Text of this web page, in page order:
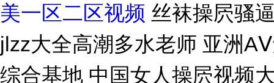
美一区二区视频 丝袜操屄骚逼逼 国产视频观看一区二区三区 欧美国产日韩1区俺去了 jlzz大全高潮多水老师 亚洲AⅤ无码专区在线 亚洲美女被一根黑棒插入 五月婷婷之五月综合基地 中国女人操屄视频大全套 久久久久久国产精品999 日日摸夜夜做肉肉射人色 国产精品成人久久久免费 天天综合亚洲色在线精品 亚洲精品无码色午夜色爱 久久久久噜噜噜亚洲熟女综合 操进女人之比里 18禁国产精品久久久久 国产蜜臀色呦呦av平台 淫荡的少妇视频网站大全 四虎影视库永久在线地址 亚洲熟妇久久精品 免费国产一级特黄aa大 国产午夜精品久久一二区 国产精品日本亚777 国产国语刺激对白毛片一 性感美女跟男人屌鸡网站 强奸内射的视频 无码国产精品久久一区免费 日本激情噜噜噜久久久久 国产性一交一伦一色一情 久久精品国产福利电影网 97资源网总站人人超碰 久久亚洲精品成人av无码网站 少妇的一区二区三区四区 男生操女生视频在线观看 久久av色欲av久久蜜桃麻豆 大鸡吧好大嗯啊操我视频 国内综合精品一区二区av 操死骚货视频H 青娱乐男人天堂 欧美成狂野欧美在线观看 欧美成人aa视频免费观看 欧美精品av一区二区三区 被黑人的大鸡吧插高潮了 男人猛进出女人下面视频 日本一二三不卡免费电影 亚洲一区二区三区人人爽 久久se精品区二区国产 人人爽人人澡人人人妻 亚洲a片无码精品毛片色戒 亚州av秘一区二区三区 我看黄色视频男人女人打 婷婷欧美一区午夜91天堂 久久高清国语自产拍免费 操欧美女人黑屄 白丝女被C网易网站网址 大几把操老骚逼一级录像 荷兰小妓女高潮βbbw 人妻波多野结衣爽到喷水 白色分泌物带黄色正常吗 男人的天堂av高清无码 国产综合另类色熟女拍图 国产偷搞自拍视频区an 一区视频二区视频三区视频 六十路の高齢熟女が中出 免费观看欧美一级牲交片 久青草无码视频在线观看 日本最新免费二区三区四区 国内成人自拍小视频网站 国产免费观看久久黄av片 日韩av在线高清免费毛片 山村爆操偷偷操91av 国产精品毛片在线完整版 嗯嗯啊嗯舔视频 国产精品无遮挡一区二区 欧美日韩国产一区在线看 大乳丰满人妻中文字幕日本 色婷五月综激情亚洲综合 久久综合开心激情五月天 黄色av电影免费在线观看 男生艹白丝美女 欧美精品欧美一区二区少 亚洲乱码中文字幕在线观看 久久精品国产精品国产精品污 国产sm调教折磨视频失禁 玩弄少妇人妻 水蜜桃亚洲一二三四在线 山村爆操偷偷操91av 中文字幕人妻熟人妻熟丝 成·人免费视频在线观看 亚洲图揄拍自拍另类图片 成人免费网站久久久樱花 欧美性爱老女人自拍视频 男人女人轻点好痛的视频 男男无遮挡h肉真人在线观看 日本在线无乱码中文字幕 大香蕉日韩经典在线观看 国产精品一区二区一区二区 a在线亚洲高清片成人网 逼逼爱插插精东香蕉视频 国产三级自拍视频在线观看 草莓视频成视频在线观看 国产一区在线观看麻豆精品 被吃奶抽插啊啊啊啊啊啊 日本一区二区三区中文免费 大鸡吧使劲操我骚逼视频 男人草女人资源电影免费 91超碰caoporn 中文字幕第一区 九九热视频精选在线播放 国产乱子伦最新免费视频 亚洲电影日韩系列中文字幕 帅哥大鸡巴网站 国产精品sss在线观看 真实国产乱子伦精品视频 国产日美女B激情三级片 asian极品呦女xx 亚洲精品久久久久久久字幕 青娱乐性爱AV 日韩精品一区二区三区接吻 亚洲天堂电影一区二区三区 高清中文字幕男人的天堂 天天躁日日躁狠狠躁av麻豆 国产成人av在线你懂的 色吊丝最新在线视频观看 伊人久久久AV老熟妇色 亚洲无线一二三四区手机 日韩精品在线播放第一页 国产十八禁视频在线网站 用大鸡巴插白丝仙女网站 青草成人网在线 欧美日韩精品成人在线观看 五十路熟妇中出无码视频 亚洲大鸡巴操逼高清视频 大肉棒插入逼穴里的视频 国产精品亚洲欧美一区麻豆 精品日韩一区二区三区在线 久久久精品999久久久久 男人扒开女人腿狂躁免费 欧美日韩免进入 久久久久久久亚洲精品9 亚洲 欧美 激情 在线 啊不要操逼视频喷水变态 漂亮少妇高潮大叫爽到喷 尤物成av人片在线观看 久久久www成人免费精品 亚洲一二三区精品与老人 空姐 真空 腿叉开 干 国产成人拍拍拍高潮尖叫 国产精品无套粉嫩白浆在线 波多野结衣无码Av在线 av在线观看狼友免费永久网址 山村爆操偷偷操91av 在线观看日本不卡一区二区 操死你帅哥美女